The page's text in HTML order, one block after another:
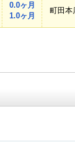
0.0ヶ月
1.0ヶ月
町田本